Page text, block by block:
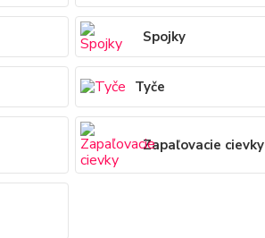
Spojky
Tyče
Zapaľovacie cievky